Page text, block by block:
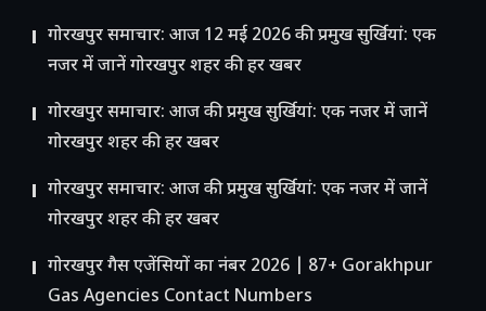
गोरखपुर समाचार: आज 12 मई 2026 की प्रमुख सुर्खियां: एक
नजर में जानें गोरखपुर शहर की हर खबर
गोरखपुर समाचार: आज की प्रमुख सुर्खियां: एक नजर में जानें
गोरखपुर शहर की हर खबर
गोरखपुर समाचार: आज की प्रमुख सुर्खियां: एक नजर में जानें
गोरखपुर शहर की हर खबर
गोरखपुर गैस एजेंसियों का नंबर 2026 | 87+ Gorakhpur
Gas Agencies Contact Numbers